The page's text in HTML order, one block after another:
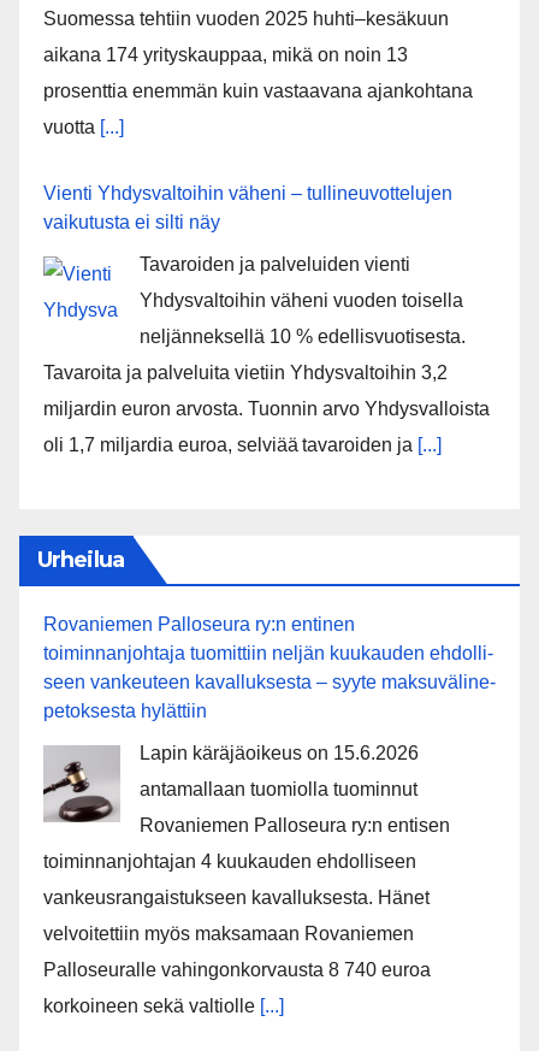
Suomessa tehtiin vuoden 2025 huhti–kesäkuun
aikana 174 yrityskauppaa, mikä on noin 13
prosenttia enemmän kuin vastaavana ajankohtana
vuotta [...]
Vienti Yhdysvaltoihin väheni – tullineuvottelujen
vaikutusta ei silti näy
Tavaroiden ja palveluiden vienti
Yhdysvaltoihin väheni vuoden toisella
neljänneksellä 10 % edellisvuotisesta.
Tavaroita ja palveluita vietiin Yhdysvaltoihin 3,2
miljardin euron arvosta. Tuonnin arvo Yhdysvalloista
oli 1,7 miljardia euroa, selviää tavaroiden ja [...]
Urheilua
Rovaniemen Palloseura ry:n entinen
toiminnanjohtaja tuo­mit­tiin neljän kuu­kau­den eh­dol­li­
seen van­keu­teen ka­val­luk­ses­ta – syyte mak­su­vä­li­ne­
pe­tok­ses­ta hy­lät­tiin
Lapin käräjäoikeus on 15.6.2026
antamallaan tuomiolla tuominnut
Rovaniemen Palloseura ry:n entisen
toiminnanjohtajan 4 kuukauden ehdolliseen
vankeusrangaistukseen kavalluksesta. Hänet
velvoitettiin myös maksamaan Rovaniemen
Palloseuralle vahingonkorvausta 8 740 euroa
korkoineen sekä valtiolle [...]